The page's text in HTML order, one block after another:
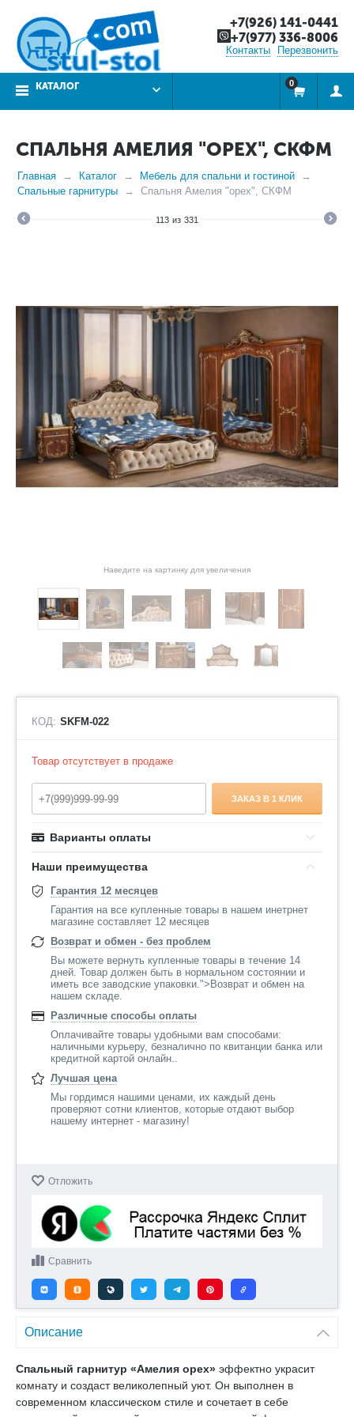
+7(926) 141-0441
+7(977) 336-8006
Контакты Перезвонить
КАТАЛОГ 0
СПАЛЬНЯ АМЕЛИЯ "ОРЕХ", СКФМ
Главная Каталог
Мебель для спальни и гостиной
Спальные гарнитуры
Спальня Амелия "орех", СКФМ
113 из 331
Наведите на картинку для увеличения
КОД: SKFM-022
Товар отсутствует в продаже
ЗАКАЗ В 1 КЛИК
Варианты оплаты
Наши преимущества
Гарантия 12 месяцев
Гарантия на все купленные товары в нашем инетрнет
магазине составляет 12 месяцев
Возврат и обмен - без проблем
Вы можете вернуть купленные товары в течение 14
дней. Товар должен быть в нормальном состоянии и
иметь все заводские упаковки.">Возврат и обмен на
нашем складе.
Различные способы оплаты
Оплачивайте товары удобными вам способами:
наличными курьеру, безналично по квитанции банка или
кредитной картой онлайн..
Лучшая цена
Мы гордимся нашими ценами, их каждый день
проверяют сотни клиентов, которые отдают выбор
нашему интернет - магазину!
Отложить
Сравнить
Описание
Спальный гарнитур «Амелия орех» эффектно украсит
комнату и создаст великолепный уют. Он выполнен в
современном классическом стиле и сочетает в себе